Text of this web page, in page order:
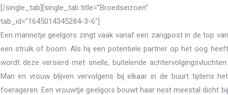
[/single_tab][single_tab title=”Broedseizoen”
tab_id=”1645014345284-3-6″]
Een mannetje geelgors zingt vaak vanaf een zangpost in de top van
een struik of boom. Als hij een potentiele partner op het oog heeft
wordt deze versierd met snelle, buitelende achtervolgingsvluchten.
Man en vrouw blijven vervolgens bij elkaar in de buurt tijdens het
foerageren. Een vrouwtje geelgors bouwt haar nest meestal dicht bij